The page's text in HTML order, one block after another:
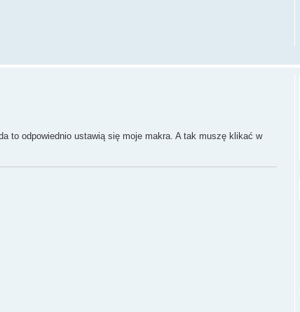
to odpowiednio ustawią się moje makra. A tak muszę klikać w